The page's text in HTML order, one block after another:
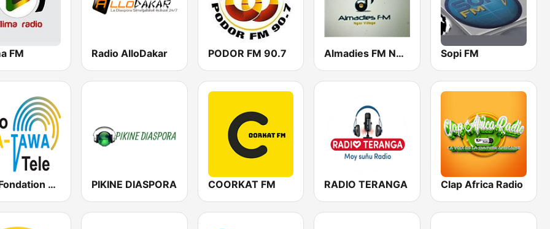
FM Radio AlloDakar PODOR FM 90.7 Almadies FM NGOR Sopi FM
Rajo Fondation Finatawa PIKINE DIASPORA COORKAT FM RADIO TERANGA Clap Africa Radio